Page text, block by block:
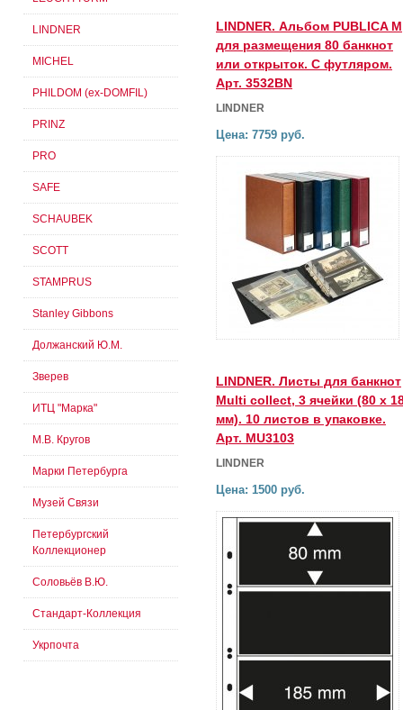
LINDNER. Альбом PUBLICA M
для размещения 80 банкнот
или открыток. С футляром.
Арт. 3532BN
LINDNER
Цена: 7759 руб.
LINDNER. Листы для банкнот
Multi collect, 3 ячейки (80 х
мм). 10 листов в упаковке.
Арт. MU3103
LINDNER
Цена: 1500 руб.
LINDNER
MICHEL
PHILDOM (ex-DOMFIL)
PRINZ
PRO
SAFE
SCHAUBEK
SCOTT
STAMPRUS
Stanley Gibbons
Должанский Ю.М.
Зверев
ИТЦ "Марка"
М.В. Кругов
Марки Петербурга
Музей Связи
Петербургский
Коллекционер
Соловьёв В.Ю.
Стандарт-Коллекция
Укрпочта